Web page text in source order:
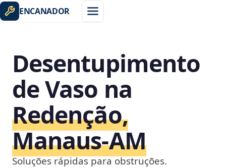
ENCANADOR
Desentupimento
de Vaso na
Redenção,
Manaus‑AM
Soluções rápidas para obstruções.